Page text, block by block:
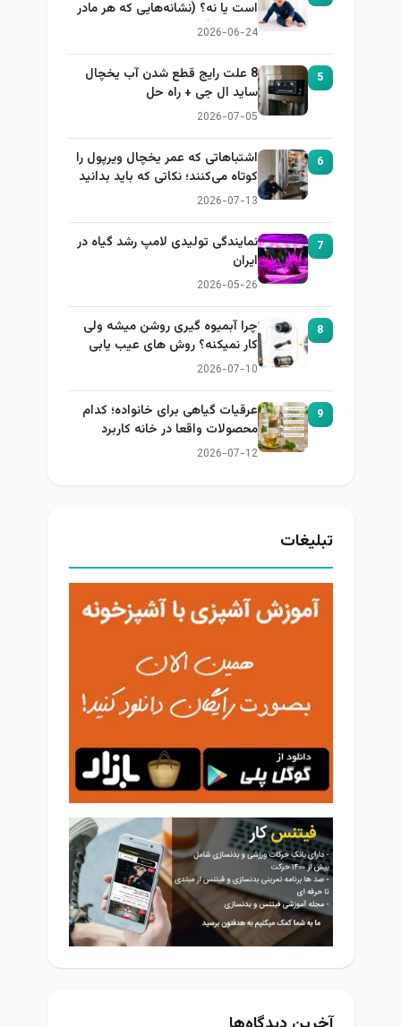
است یا نه؟ (نشانه‌هایی که هر مادر
باید بداند)
2026-06-24
5
8 علت رایج قطع شدن آب یخچال
ساید ال جی + راه حل
2026-07-05
6
اشتباهاتی که عمر یخچال ویرپول را
کوتاه می‌کنند؛ نکاتی که باید بدانید
2026-07-13
7
نمایندگی تولیدی لامپ رشد گیاه در
ایران
2026-05-26
8
چرا آبمیوه گیری روشن میشه ولی
کار نمیکنه؟ روش های عیب یابی
2026-07-10
9
عرقیات گیاهی برای خانواده؛ کدام
محصولات واقعا در خانه کاربرد
دارند؟
2026-07-12
تبلیغات